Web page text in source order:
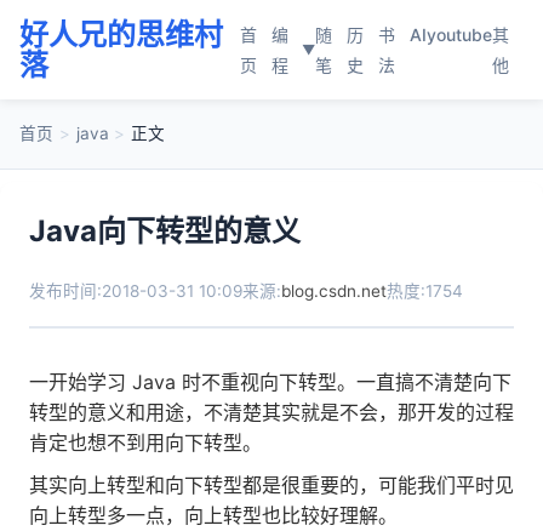
好人兄的思维村
落
首
页
编
程
▼
随
笔
历
史
书
法
AIyoutube其
他
首页 > java > 正文
Java向下转型的意义
发布时间:2018-03-31 10:09来源:blog.csdn.net热度:1754
一开始学习 Java 时不重视向下转型。一直搞不清楚向下
转型的意义和用途，不清楚其实就是不会，那开发的过程
肯定也想不到用向下转型。
其实向上转型和向下转型都是很重要的，可能我们平时见
向上转型多一点，向上转型也比较好理解。